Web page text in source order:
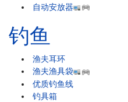
自动安放器
钓鱼
渔夫耳环
渔夫渔具袋
优质钓鱼线
钓具箱